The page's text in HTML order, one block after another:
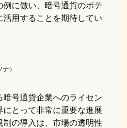
例に倣い、暗号通貨のポテ
活用することを期待してい
）
号通貨企業へのライセン
にとって非常に重要な進展
制の導入は、市場の透明性